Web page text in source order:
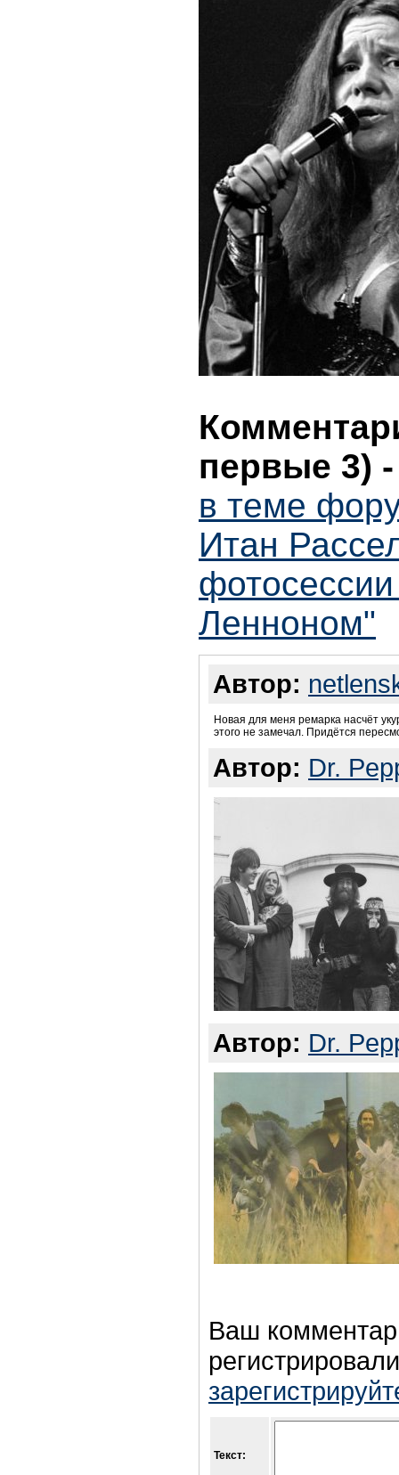
первые 3)
в теме
Итан
Ленноном"
Автор:
Новая для меня ремарка насчёт
этого не замечал. Придётся
Автор: Dr.
Автор: Dr.
Ваш
Текст: